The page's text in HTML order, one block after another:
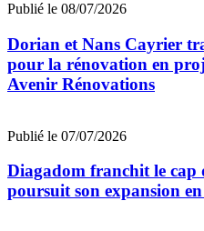
Publié le 08/07/2026
Dorian et Nans Cayrier
pour la rénovation en
Avenir Rénovations
Publié le 07/07/2026
Diagadom franchit le cap
poursuit son expansion